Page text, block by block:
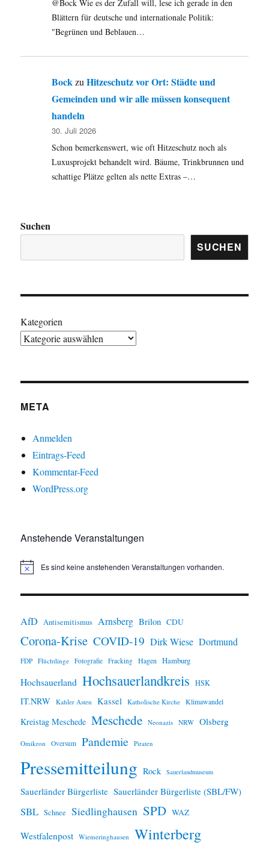
@Bock Wie es der Zufall will, lese ich gerade in den
Blättern für deutsche und internationale Politik:
"Begrünen und Beblauen…
BockzuHitzeschutz vor Ort: Städte und
Gemeinden und wir alle müssen konsequent
handeln
30. Juli 2026
Schon bemerkenswert, wie oft Hitzeschutz noch als
Luxusprojekt behandelt wird. Bäume, Trinkbrunnen und
schattige Plätze gelten als nette Extras –…
Suchen
SUCHEN
Kategorien
META
Anmelden
Eintrags-Feed
Kommentar-Feed
WordPress.org
Anstehende Veranstaltungen
H
w
s
Es sind keine anstehenden Veranstaltungen vorhanden.
AfD Antisemitismus Arnsberg Brilon CDU
Corona-Krise COVID-19 Dirk Wiese Dortmund
FDP Flüchtlinge Fotografie Fracking Hagen Hamburg
Hochsauerland Hochsauerlandkreis HSK
IT.NRW Kahler Asten Kassel Katholische Kirche Klimawandel
Kreistag Meschede Meschede Neonazis NRW Olsberg
Omikron Oversum Pandemie Piraten
Pressemitteilung Rock Sauerlandmuseum
Sauerländer Bürgerliste Sauerländer Bürgerliste (SBL/FW)
SBL Schnee Siedlinghausen SPD WAZ
Westfalenpost Wiemeringhausen Winterberg